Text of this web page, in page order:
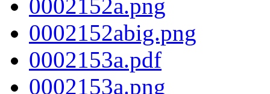
0002152a.png
0002152abig.png
0002153a.pdf
0002153a.png